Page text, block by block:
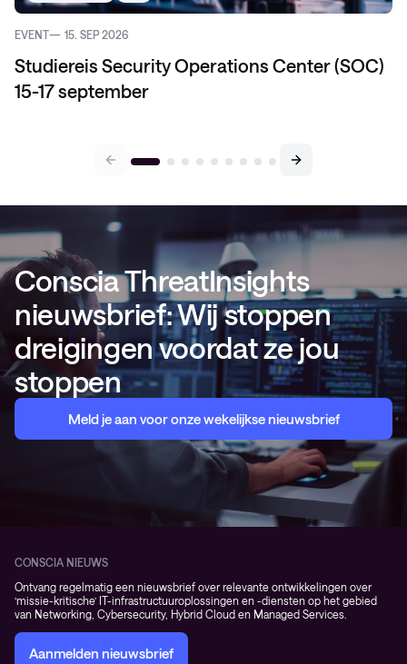
EVENT 15. SEP 2026
Studiereis Security Operations Center (SOC)
15-17 september
Conscia ThreatInsights
nieuwsbrief: Wij stoppen
dreigingen voordat ze jou
stoppen
Meld je aan voor onze wekelijkse nieuwsbrief
CONSCIA NIEUWS
Ontvang regelmatig een nieuwsbrief over relevante ontwikkelingen over
‘missie-kritische’ IT-infrastructuuroplossingen en -diensten op het gebied
van Networking, Cybersecurity, Hybrid Cloud en Managed Services.
Aanmelden nieuwsbrief